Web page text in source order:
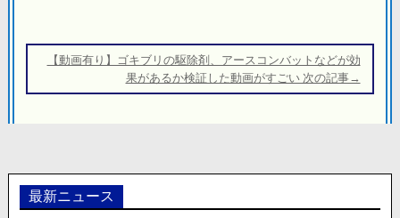
ー 【動画有り】ゴキブリの駆除剤、アースコンバットなどが効
果があるか検証した動画がすごい 次の記事→
最新ニュース